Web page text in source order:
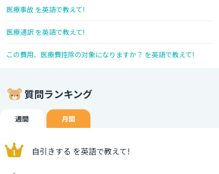
医療事故 を英語で教えて!
医療通訳 を英語で教えて!
この費用、医療費控除の対象になりますか？ を英語で教えて!
質問ランキング
週間 月間
自引きする を英語で教えて!